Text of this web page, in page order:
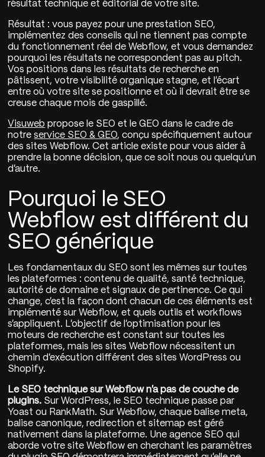
résultat technique et éditorial de votre site.
Résultat : vous payez pour une prestation SEO,
implémentez des conseils qui ne tiennent pas compte
du fonctionnement réel de Webflow, et vous demandez
pourquoi les résultats ne correspondent pas au pitch.
Vos positions dans les résultats de recherche en
pâtissent, votre visibilité organique stagne, et l'écart
entre où votre site se positionne et où il devrait être se
creuse chaque mois de gaspillé.
Visuweb propose le SEO et le GEO dans le cadre de
notreservice SEO & GEO, conçu spécifiquement autour
des sites Webflow. Cet article existe pour vous aider à
prendre la bonne décision, que ce soit nous ou quelqu'un
d'autre.
Pourquoi le SEO
Webflow est différent du
SEO générique
Les fondamentaux du SEO sont les mêmes sur toutes
les plateformes : contenu de qualité, santé technique,
autorité de domaine et signaux de pertinence. Ce qui
change, c'est la façon dont chacun de ces éléments est
implémenté sur Webflow, et quels outils et workflows
s'appliquent. L'objectif de l'optimisation pour les
moteurs de recherche est constant sur toutes les
plateformes, mais les sites Webflow nécessitent un
chemin d'exécution différent des sites WordPress ou
Shopify.
Le SEO technique sur Webflow n'a pas de couche de
plugins. Sur WordPress, le SEO technique passe par
Yoast ou RankMath. Sur Webflow, chaque balise meta,
balise canonique, redirection et sitemap est géré
nativement dans la plateforme. Une agence SEO qui
aborde votre site Webflow en cherchant les paramètres